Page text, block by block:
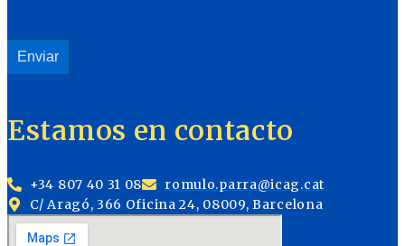
Estamos en contacto
+34 807 40 31 08
romulo.parra@icag.cat
C/ Aragó, 366 Oficina 24, 08009, Barcelona